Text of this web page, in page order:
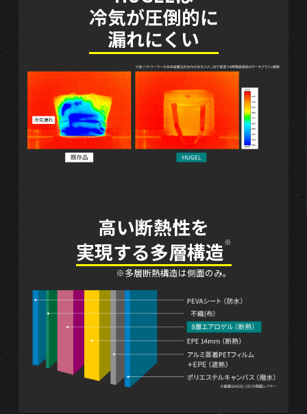
冷気が圧倒的に
漏れにくい
高い断熱性を
実現する多層構造※
※多層断熱構造は側面のみ。